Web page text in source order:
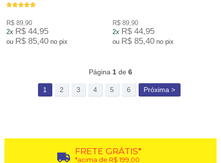
R$ 89,90
2x R$ 44,95
ou R$ 85,40 no pix
R$ 89,90
2x R$ 44,95
ou R$ 85,40 no pix
Página 1de 6
1 2 3 4 5 6 Próxima >
FRETE GRÁTIS*
*acima de R$ 199,00